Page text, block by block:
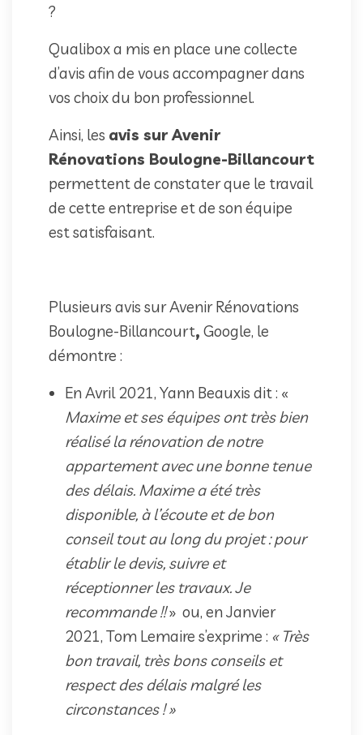
?
Qualibox a mis en place une collecte
d’avis afin de vous accompagner dans
vos choix du bon professionnel.
Ainsi, les avis sur Avenir
Rénovations Boulogne-Billancourt
permettent de constater que le travail
de cette entreprise et de son équipe
est satisfaisant.
Plusieurs avis sur Avenir Rénovations
Boulogne-Billancourt, Google, le
démontre :
En Avril 2021, Yann Beauxis dit : «
Maxime et ses équipes ont très bien
réalisé la rénovation de notre
appartement avec une bonne tenue
des délais. Maxime a été très
disponible, à l’écoute et de bon
conseil tout au long du projet : pour
établir le devis, suivre et
réceptionner les travaux. Je
recommande !!» ou, en Janvier
2021, Tom Lemaire s’exprime : « Très
bon travail, très bons conseils et
respect des délais malgré les
circonstances ! »